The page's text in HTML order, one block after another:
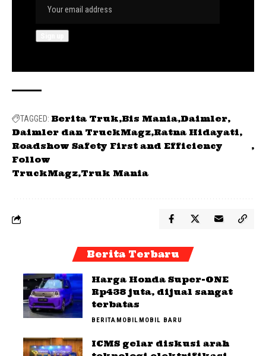
TAGGED: Berita Truk Bis Mania Daimler
Daimler dan TruckMagz Ratna Hidayati
Roadshow Safety First and Efficiency
Follow
TruckMagz Truk Mania
Berita Terbaru
Harga Honda Super-ONE
Rp438 juta, dijual sangat
terbatas
BERITAMOBILMOBIL BARU
ICMS gelar diskusi arah